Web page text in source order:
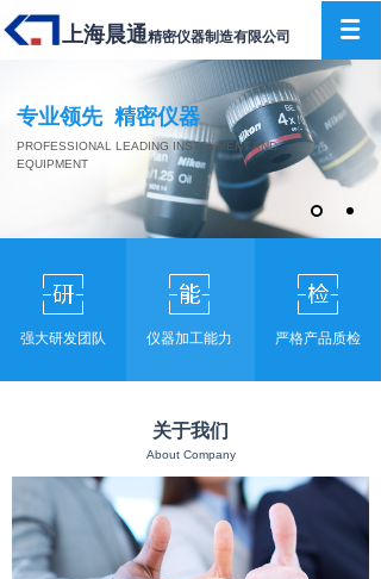
上海晨通精密仪器制造有限公司
专业领先 精密仪器
PROFESSIONAL LEADING INSTRUMENT AND
EQUIPMENT
强大研发团队 严格产品质检
仪器加工能力
关于我们
About Company